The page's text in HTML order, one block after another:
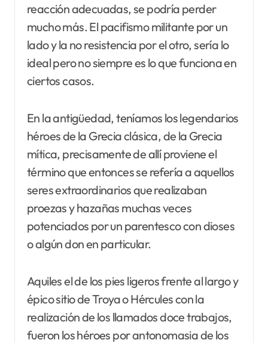
reacción adecuadas, se podría perder
mucho más. El pacifismo militante por un
lado y la no resistencia por el otro, sería lo
ideal pero no siempre es lo que funciona en
ciertos casos.
En la antigüedad, teníamos los legendarios
héroes de la Grecia clásica, de la Grecia
mítica, precisamente de allí proviene el
término que entonces se refería a aquellos
seres extraordinarios que realizaban
proezas y hazañas muchas veces
potenciados por un parentesco con dioses
o algún don en particular.
Aquiles el de los pies ligeros frente al largo y
épico sitio de Troya o Hércules con la
realización de los llamados doce trabajos,
fueron los héroes por antonomasia de los